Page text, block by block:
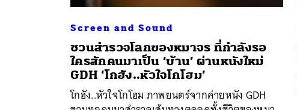
Screen and Sound
ชวนสำรวจโลกของหมาจร ที่กำลังรอ
ใครสักคนมาเป็น ‘บ้าน’ ผ่านหนังใหม่
GDH ‘โกฮัง..หัวใจโกโฮม’
โกฮัง..หัวใจโกโฮม ภาพยนตร์จากค่ายหนัง GDH